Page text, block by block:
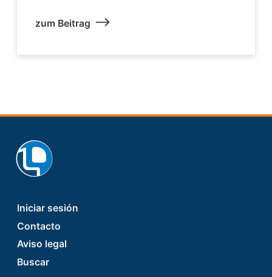
zum Beitrag
Footer
Iniciar sesión
Contacto
Aviso legal
Buscar